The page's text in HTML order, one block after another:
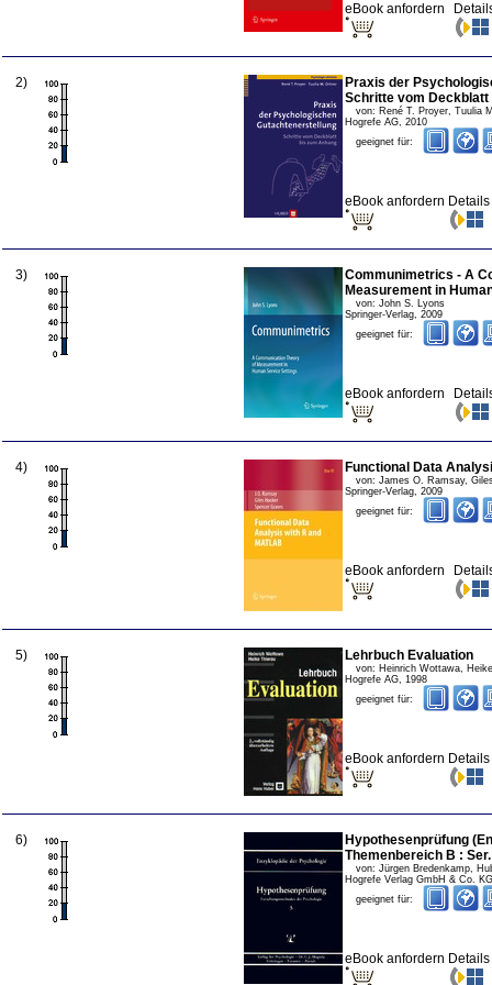
eBook anfordern
2)
Praxis der
Schritte vom Deckblatt
von: René T. Proyer, Tuulia
Hogrefe AG, 2010
geeignet für:
eBook anfordern
3)
Communimetrics - A
Measurement in
von: John S. Lyons
Springer-Verlag, 2009
geeignet für:
eBook anfordern
4) Functional Data
von: James O. Ramsay,
Springer-Verlag, 2009
geeignet für:
eBook anfordern
5) Lehrbuch Evaluation
von: Heinrich Wottawa,
Hogrefe AG, 1998
geeignet für:
eBook anfordern
6)
Hypothesenprüfung
Themenbereich B :
von: Jürgen Bredenkamp,
Hogrefe Verlag GmbH & Co. KG
geeignet für:
eBook anfordern